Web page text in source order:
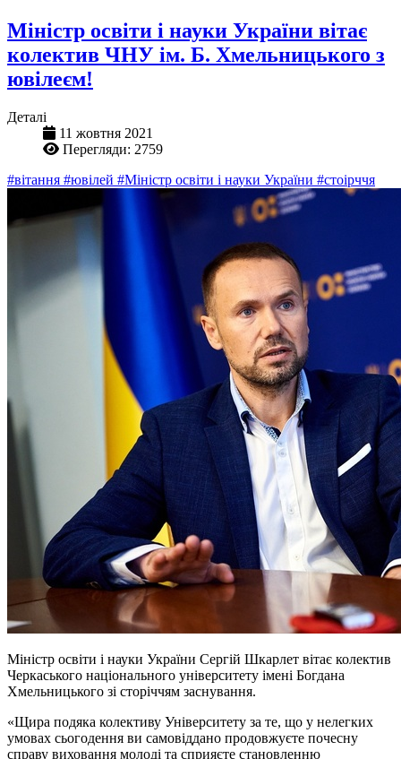
Міністр освіти і науки України вітає
колектив ЧНУ ім. Б. Хмельницького з
ювілеєм!
Деталі
11 жовтня 2021
Перегляди: 2759
#вітання #ювілей #Міністр освіти і науки України #стоірччя
Міністр освіти і науки України Сергій Шкарлет вітає колектив
Черкаського національного університету імені Богдана
Хмельницького зі сторіччям заснування.
«Щира подяка колективу Університету за те, що у нелегких
умовах сьогодення ви самовіддано продовжуєте почесну
справу виховання молоді та сприяєте становленню